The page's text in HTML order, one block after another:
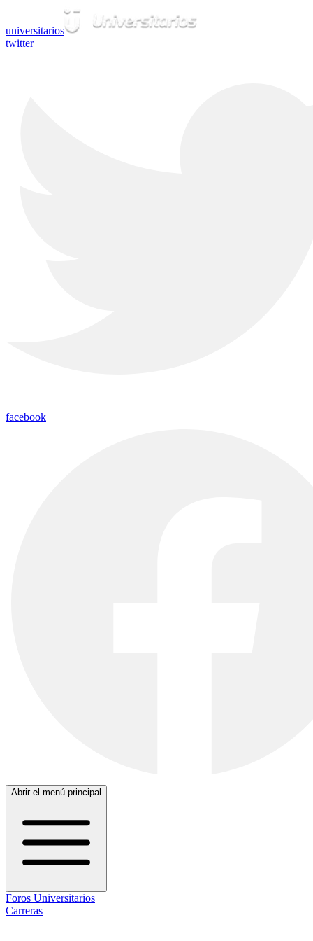
universitarios
twitter
facebook
Abrir el menú principal
Foros Universitarios
Carreras